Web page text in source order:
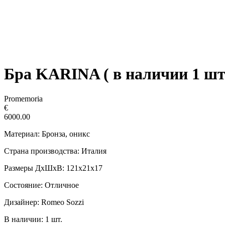
Бра KARINA ( в наличии 1
Promemoria
€
6000.00
Материал: Бронза, оникс
Страна производства: Италия
Размеры ДxШxВ: 121х21х17
Состояние: Отличное
Дизайнер: Romeo Sozzi
В наличии: 1 шт.